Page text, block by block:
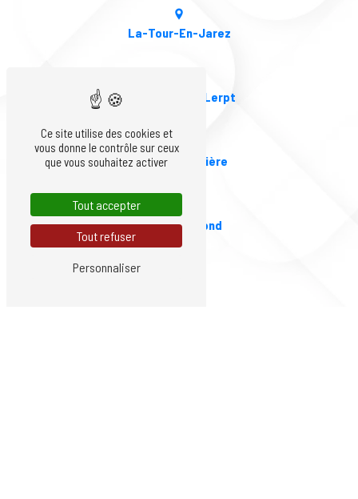
La-Tour-En-Jarez
Saint-Genest-Lerpt
Roche-la-Molière
Saint-Chamond
Ce site utilise des cookies et
vous donne le contrôle sur ceux
que vous souhaitez activer
Tout accepter
Tout refuser
Personnaliser